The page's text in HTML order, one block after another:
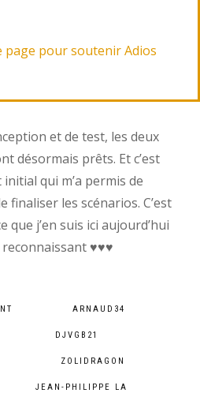
pour soutenir Adios
et de test, les deux
désormais prêts. Et c’est
qui m’a permis de
finaliser les scénarios. C’est
que j’en suis ici aujourd’hui
♥︎♥︎♥︎
ARNAUD34
DJVGB21
ZOLIDRAGON
JEAN-PHILIPPE LA